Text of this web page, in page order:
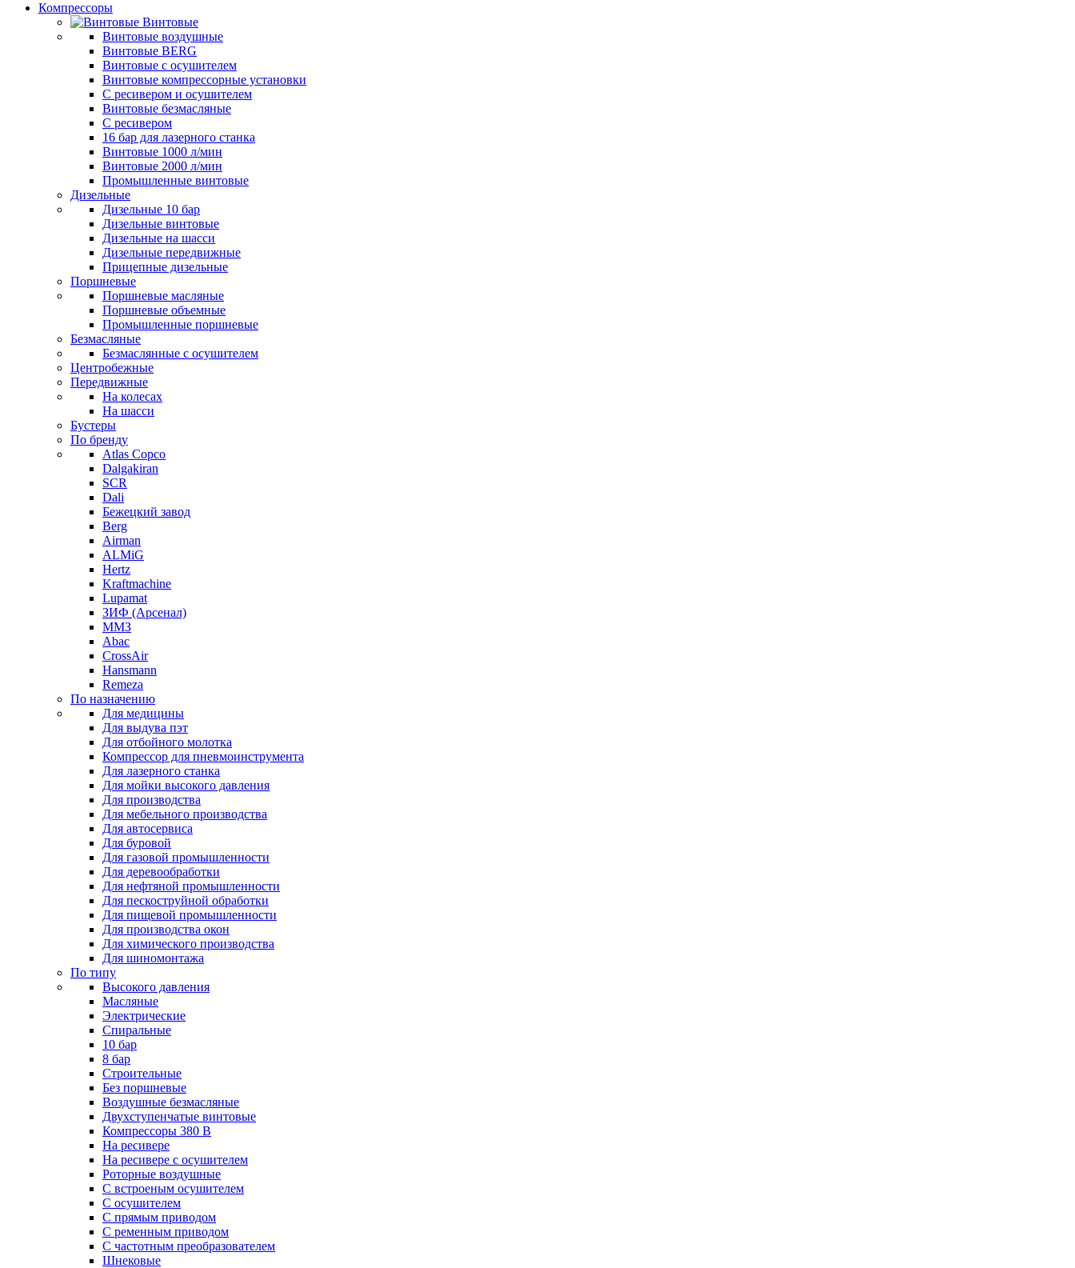
Компрессоры
Винтовые
Винтовые воздушные
Винтовые BERG
Винтовые с осушителем
Винтовые компрессорные установки
C ресивером и осушителем
Винтовые безмасляные
C ресивером
16 бар для лазерного станка
Винтовые 1000 л/мин
Винтовые 2000 л/мин
Промышленные винтовые
Дизельные
Дизельные 10 бар
Дизельные винтовые
Дизельные на шасси
Дизельные передвижные
Прицепные дизельные
Поршневые
Поршневые масляные
Поршневые объемные
Промышленные поршневые
Безмасляные
Безмаслянные с осушителем
Центробежные
Передвижные
На колесах
На шасси
Бустеры
По бренду
Atlas Copco
Dalgakiran
SCR
Dali
Бежецкий завод
Berg
Airman
ALMiG
Hertz
Kraftmachine
Lupamat
ЗИФ (Арсенал)
ММЗ
Abac
CrossAir
Hansmann
Remeza
По назначению
Для медицины
Для выдува пэт
Для отбойного молотка
Компрессор для пневмоинструмента
Для лазерного станка
Для мойки высокого давления
Для производства
Для мебельного производства
Для автосервиса
Для буровой
Для газовой промышленности
Для деревообработки
Для нефтяной промышленности
Для пескоструйной обработки
Для пищевой промышленности
Для производства окон
Для химического производства
Для шиномонтажа
По типу
Высокого давления
Масляные
Электрические
Спиральные
10 бар
8 бар
Cтроительные
Без поршневые
Воздушные безмасляные
Двухступенчатые винтовые
Компрессоры 380 В
На ресивере
На ресивере с осушителем
Роторные воздушные
С встроеным осушителем
С осушителем
С прямым приводом
С ременным приводом
С частотным преобразователем
Шнековые